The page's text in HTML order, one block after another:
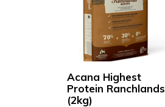
Acana Highest
Protein Ranchlands
(2kg)